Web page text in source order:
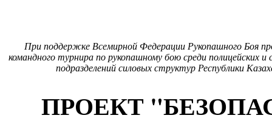
При поддержке Всемирной Федерации Рукопашного Боя
командного турнира по рукопашному бою среди полицейских и
подразделений силовых структур Республики
ПРОЕКТ